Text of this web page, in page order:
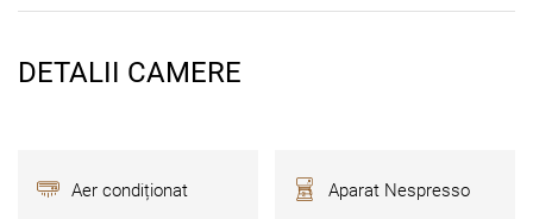
DETALII CAMERE
Aer condiționat Aparat Nespresso